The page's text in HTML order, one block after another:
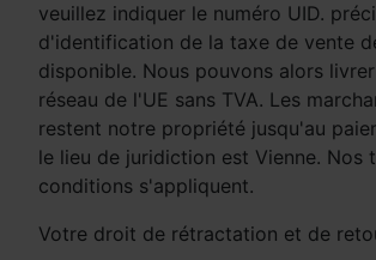
veuillez indiquer le numéro UID.
d'identification de la taxe de vente
disponible. Nous pouvons alors
réseau de l'UE sans TVA. Les
restent notre propriété jusqu'au
le lieu de juridiction est Vienne. Nos
conditions s'appliquent.
Votre droit de rétractation et de